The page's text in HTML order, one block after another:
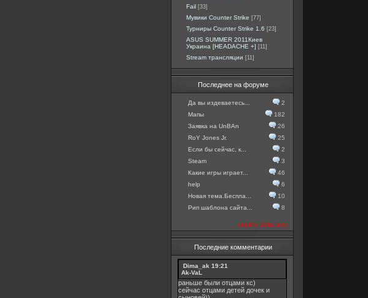
Fail [33]
Мувики Counter Strike [77]
Турниры Counter Strike 1.6 [23]
ASUS SUMMER 2011Киев
Украина [HEADACHE +] [11]
Stream трансляции [11]
Последнее на форуме
Да вы издеваетесь...
2
Мапы
182
Заявка на UnBAn
26
RoY Jones Jr.
25
Если бы сейчас, к...
2
Steam
3
Какие игры играет...
46
help
6
Новая тема.Беспла...
10
Рип шаблона сайта...
8
посмотреть все
Последние комментарии
Dima_ak 19:21
Ak-VaL
раньше были отцами кс)
сейчас отцами детей дочек и